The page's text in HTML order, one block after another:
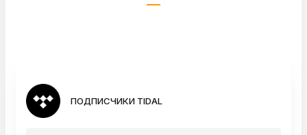
ПОДПИСЧИКИ TIDAL